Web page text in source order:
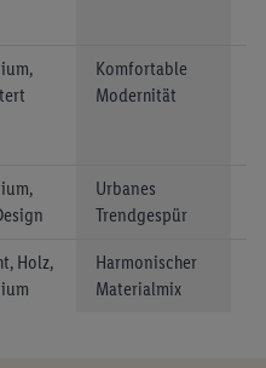
Komfortable
Modernität
Urbanes
Trendgespür
Holz,
Harmonischer
Materialmix